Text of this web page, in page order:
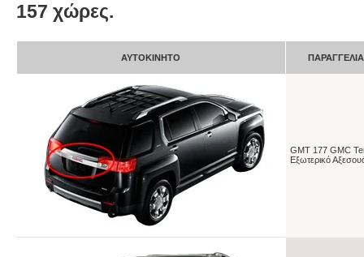
157 χώρες.
ΑΥΤΟΚΊΝΗΤΟ
GMT 177 GMC
Εξωτερικό